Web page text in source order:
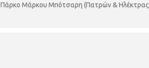
Πάρκο Μάρκου Μπότσαρη (Πατρών &